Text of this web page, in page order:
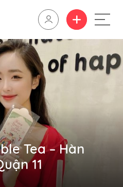
Tea – Hàn
11